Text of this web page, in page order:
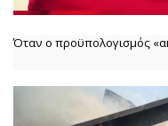
Όταν ο προϋπολογισμός